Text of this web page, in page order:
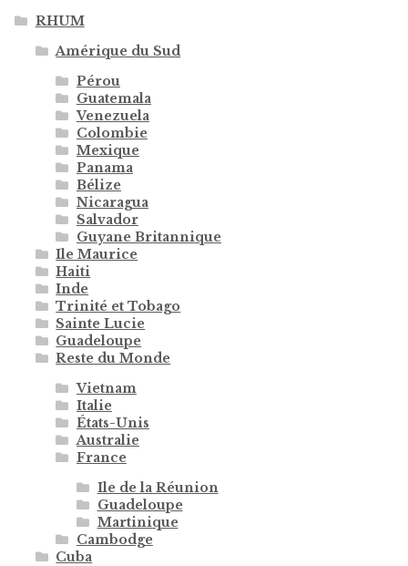
RHUM
Amérique du Sud
Pérou
Guatemala
Venezuela
Colombie
Mexique
Panama
Bélize
Nicaragua
Salvador
Guyane Britannique
Ile Maurice
Haiti
Inde
Trinité et Tobago
Sainte Lucie
Guadeloupe
Reste du Monde
Vietnam
Italie
États-Unis
Australie
France
Ile de la Réunion
Guadeloupe
Martinique
Cambodge
Cuba